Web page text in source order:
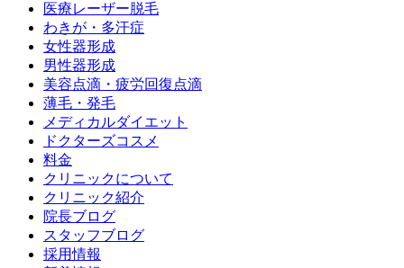
医療レーザー脱毛
わきが・多汗症
女性器形成
男性器形成
美容点滴・疲労回復点滴
薄毛・発毛
メディカルダイエット
ドクターズコスメ
料金
クリニックについて
クリニック紹介
院長ブログ
スタッフブログ
採用情報